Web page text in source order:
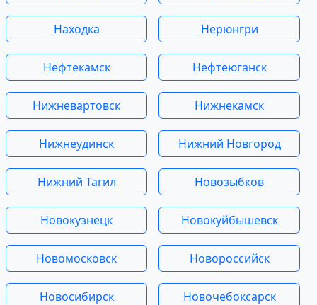
Находка Нерюнгри
Нефтекамск Нефтеюганск
Нижневартовск Нижнекамск
Нижнеудинск Нижний Новгород
Нижний Тагил Новозыбков
Новокузнецк Новокуйбышевск
Новомосковск Новороссийск
Новосибирск Новочебоксарск